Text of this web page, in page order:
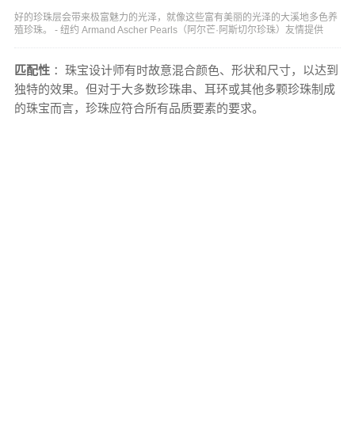
好的珍珠层会带来极富魅力的光泽，就像这些富有美丽的光泽的大溪地多色养
殖珍珠。 - 纽约 Armand Ascher Pearls（阿尔芒·阿斯切尔珍珠）友情提供
匹配性 ：珠宝设计师有时故意混合颜色、形状和尺寸，以达到
独特的效果。但对于大多数珍珠串、耳环或其他多颗珍珠制成
的珠宝而言，珍珠应符合所有品质要素的要求。